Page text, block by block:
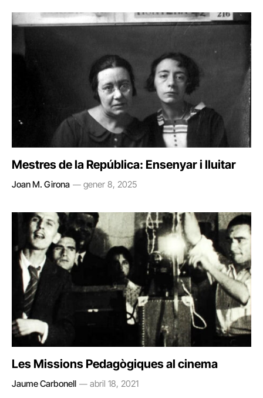
Mestres de la República: Ensenyar i lluitar
Joan M. Girona gener 8, 2025
Les Missions Pedagògiques al cinema
Jaume Carbonell abril 18, 2021